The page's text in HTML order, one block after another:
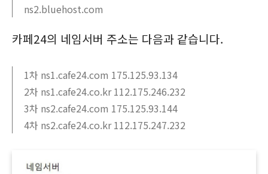
ns2.bluehost.com
카페24의 네임서버 주소는 다음과 같습니다.
1차 ns1.cafe24.com 175.125.93.134
2차 ns1.cafe24.co.kr 112.175.246.232
3차 ns2.cafe24.com 175.125.93.144
4차 ns2.cafe24.co.kr 112.175.247.232